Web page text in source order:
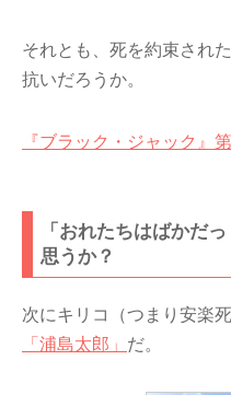
それとも、死を約束され
抗いだろうか。
『ブラック・ジャック』
「おれたちはばかだ
思うか？
次にキリコ（つまり安楽
「浦島太郎」 だ。